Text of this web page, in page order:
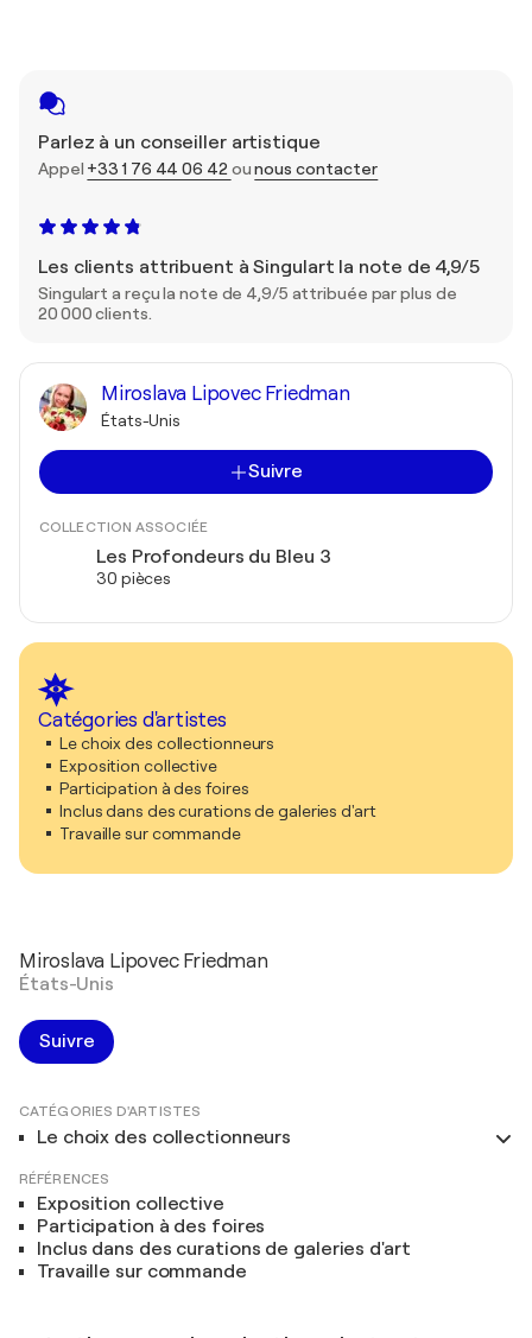
Parlez à un conseiller artistique
Appel +33 1 76 44 06 42ounous contacter
Les clients attribuent à Singulart la note de 4,9/5
Singulart a reçu la note de 4,9/5 attribuée par plus de
20 000 clients.
Miroslava Lipovec Friedman
États-Unis
Suivre
COLLECTION ASSOCIÉE
Les Profondeurs du Bleu 3
30 pièces
Catégories d'artistes
Le choix des collectionneurs
Exposition collective
Participation à des foires
Inclus dans des curations de galeries d'art
Travaille sur commande
Miroslava Lipovec Friedman
États-Unis
Suivre
CATÉGORIES D'ARTISTES
Le choix des collectionneurs
RÉFÉRENCES
Exposition collective
Participation à des foires
Inclus dans des curations de galeries d'art
Travaille sur commande